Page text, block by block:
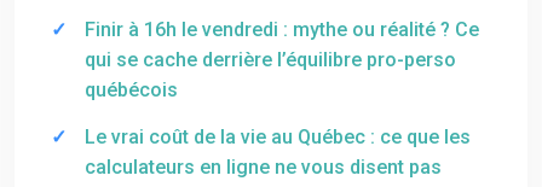
Finir à 16h le vendredi : mythe ou réalité ? Ce
qui se cache derrière l’équilibre pro-perso
québécois
Le vrai coût de la vie au Québec : ce que les
calculateurs en ligne ne vous disent pas